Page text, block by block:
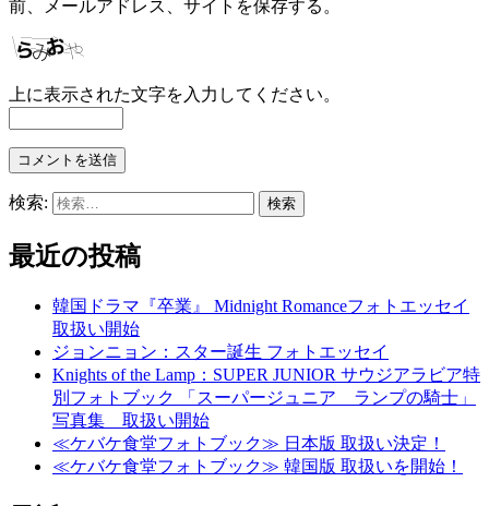
前、メールアドレス、サイトを保存する。
上に表示された文字を入力してください。
検索:
最近の投稿
韓国ドラマ『卒業』 Midnight Romanceフォトエッセイ
取扱い開始
ジョンニョン：スター誕生 フォトエッセイ
Knights of the Lamp：SUPER JUNIOR サウジアラビア特
別フォトブック 「スーパージュニア ランプの騎士」
写真集 取扱い開始
≪ケバケ食堂フォトブック≫ 日本版 取扱い決定！
≪ケバケ食堂フォトブック≫ 韓国版 取扱いを開始！